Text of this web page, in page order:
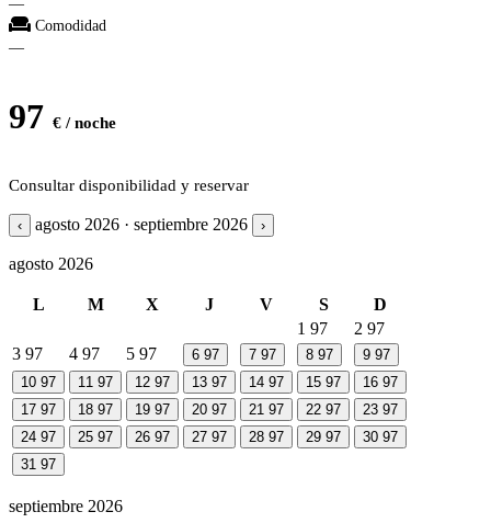
—
Comodidad
—
97 € / noche
Consultar disponibilidad y reservar
‹ agosto 2026 · septiembre 2026 ›
agosto 2026
L M X J V S
D
1 97 2 97
3 97 4 97 5 97 6 97 7 97 8 97 9 97
10 97 11 97 12 97 13 97 14 97 15 97 16 97
17 97 18 97 19 97 20 97 21 97 22 97 23 97
24 97 25 97 26 97 27 97 28 97 29 97 30 97
31 97
septiembre 2026